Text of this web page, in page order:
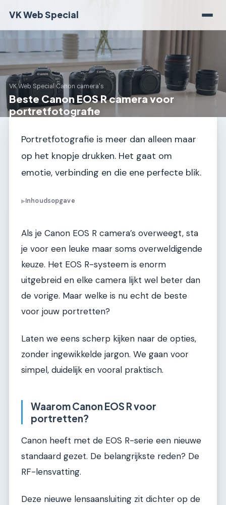
VK Web Special
VK Web Special›Canon camera's
Beste Canon EOS R camera voor
portretfotografie
Portretfotografie is meer dan alleen maar
op het knopje drukken. Het gaat om
emotie, verbinding en die ene perfecte blik.
▶Inhoudsopgave
Als je Canon EOS R camera’s overweegt, sta
je voor een leuke maar soms overweldigende
keuze. Het EOS R-systeem is enorm
uitgebreid en elke camera lijkt wel beter dan
de vorige. Maar welke is nu echt de beste
voor jouw portretten?
Laten we eens scherp kijken naar de opties,
zonder ingewikkelde jargon. We gaan voor
simpel, duidelijk en vooral praktisch.
Waarom Canon EOS R voor
portretten?
Canon heeft met de EOS R-serie een nieuwe
standaard gezet. De belangrijkste reden? De
RF-lensvatting.
Deze nieuwe lensaansluiting zit dichter op de